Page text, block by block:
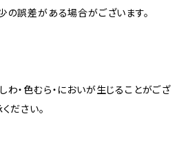
の誤差がある場合がございます。
・色むら・においが生じることがござ
ださい。